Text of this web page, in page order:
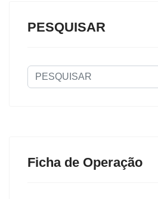
PESQUISAR
PESQUISAR
Ficha de Operação